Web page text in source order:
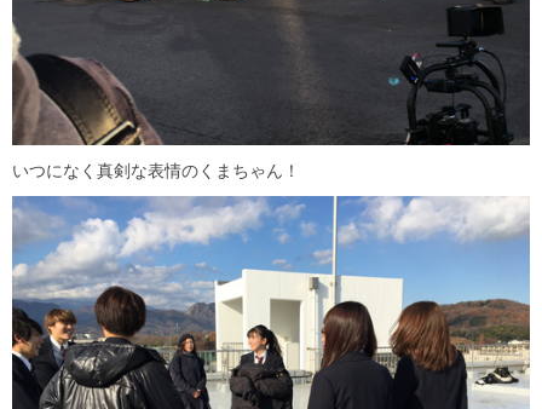
いつになく真剣な表情のくまちゃん！